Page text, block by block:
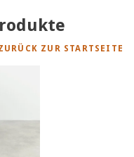
ZUR STARTSEITE